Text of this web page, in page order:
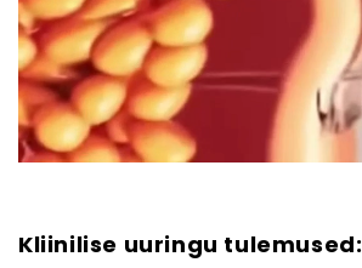
Kliinilise uuringu tulemused: